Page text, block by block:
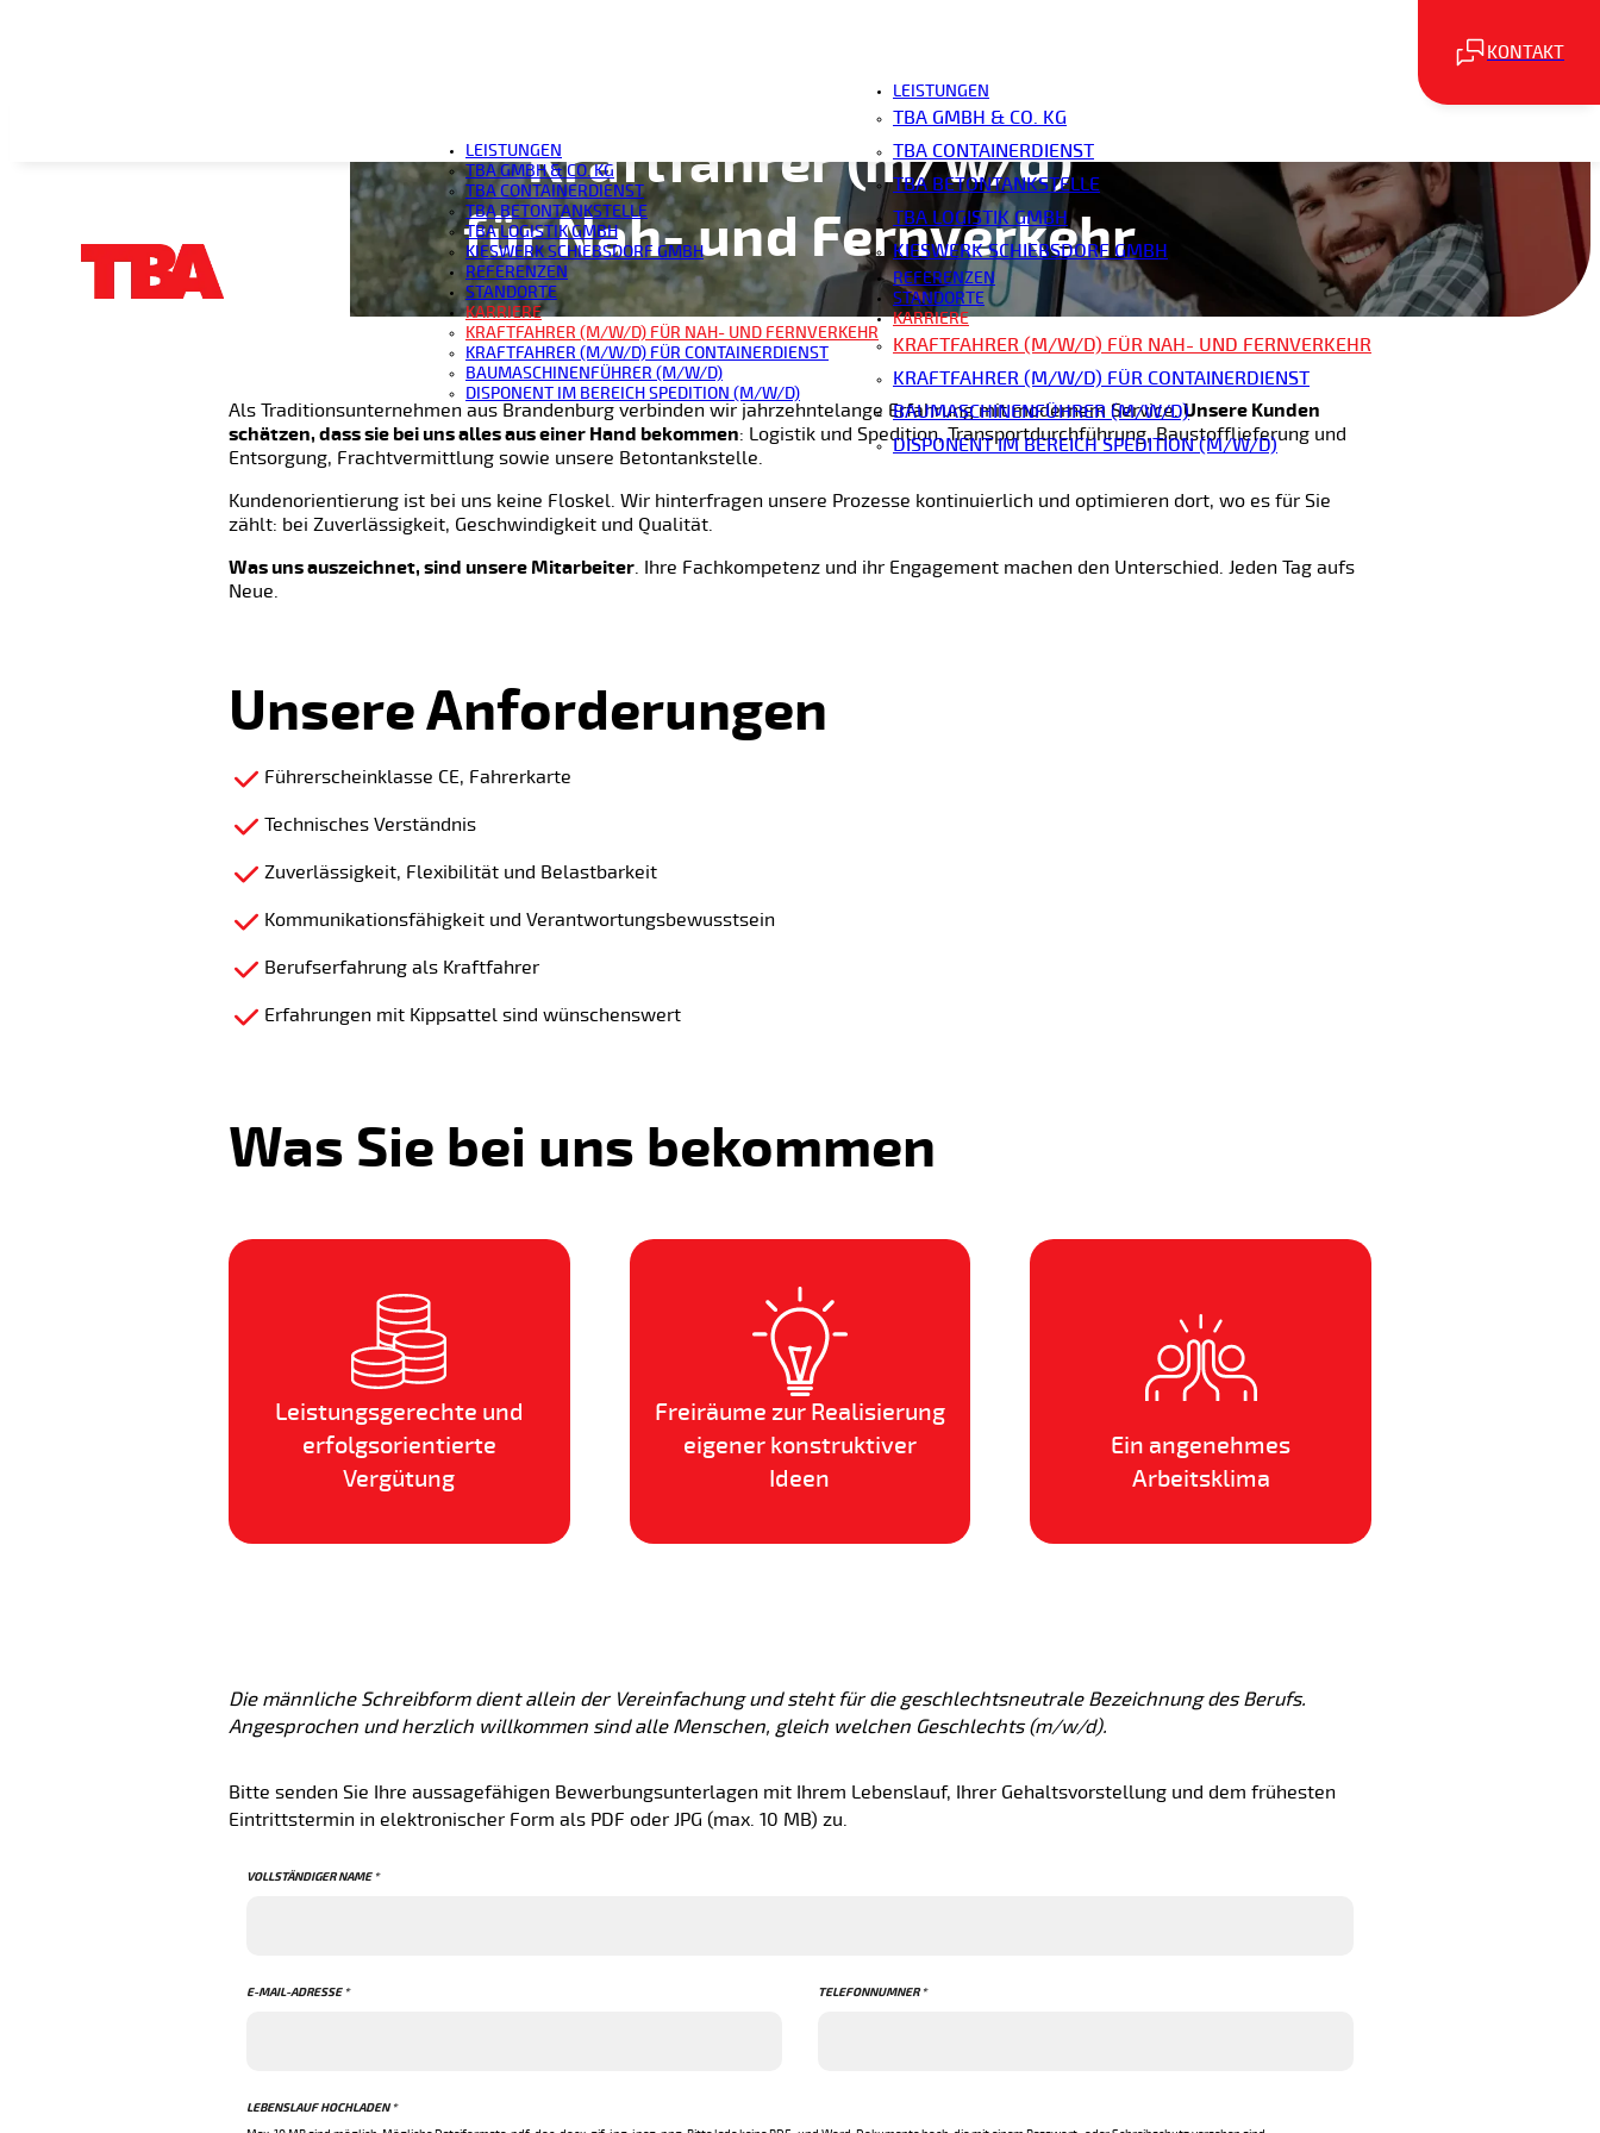
LEISTUNGEN
TBA GMBH & CO. KG
TBA CONTAINERDIENST
TBA BETONTANKSTELLE
TBA LOGISTIK GMBH
KIESWERK SCHIEBSDORF GMBH
REFERENZEN
STANDORTE
KARRIERE
KRAFTFAHRER (M/W/D) FÜR NAH- UND FERNVERKEHR
KRAFTFAHRER (M/W/D) FÜR CONTAINERDIENST
BAUMASCHINENFÜHRER (M/W/D)
DISPONENT IM BEREICH SPEDITION (M/W/D)
LEISTUNGEN
TBA GMBH & CO. KG
TBA CONTAINERDIENST
TBA BETONTANKSTELLE
TBA LOGISTIK GMBH
KIESWERK SCHIEBSDORF GMBH
REFERENZEN
STANDORTE
KARRIERE
KRAFTFAHRER (M/W/D) FÜR NAH- UND FERNVERKEHR
KRAFTFAHRER (M/W/D) FÜR CONTAINERDIENST
BAUMASCHINENFÜHRER (M/W/D)
DISPONENT IM BEREICH SPEDITION (M/W/D)
KONTAKT
Kraftfahrer (m/w/d)
für Nah- und Fernverkehr
Als Traditionsunternehmen aus Brandenburg verbinden wir jahrzehntelange Erfahrung mit modernem Service.Unsere Kunden
schätzen, dass sie bei uns alles aus einer Hand bekommen: Logistik und Spedition, Transportdurchführung, Baustofflieferung und
Entsorgung, Frachtvermittlung sowie unsere Betontankstelle.
Kundenorientierung ist bei uns keine Floskel. Wir hinterfragen unsere Prozesse kontinuierlich und optimieren dort, wo es für Sie
zählt: bei Zuverlässigkeit, Geschwindigkeit und Qualität.
Was uns auszeichnet, sind unsere Mitarbeiter. Ihre Fachkompetenz und ihr Engagement machen den Unterschied. Jeden Tag aufs
Neue.
Unsere Anforderungen
Führerscheinklasse CE, Fahrerkarte
Technisches Verständnis
Zuverlässigkeit, Flexibilität und Belastbarkeit
Kommunikationsfähigkeit und Verantwortungsbewusstsein
Berufserfahrung als Kraftfahrer
Erfahrungen mit Kippsattel sind wünschenswert
Was Sie bei uns bekommen
Leistungsgerechte und
erfolgsorientierte
Vergütung
Freiräume zur Realisierung
eigener konstruktiver
Ideen
Ein angenehmes
Arbeitsklima
Die männliche Schreibform dient allein der Vereinfachung und steht für die geschlechtsneutrale Bezeichnung des Berufs.
Angesprochen und herzlich willkommen sind alle Menschen, gleich welchen Geschlechts (m/w/d).
Bitte senden Sie Ihre aussagefähigen Bewerbungsunterlagen mit Ihrem Lebenslauf, Ihrer Gehaltsvorstellung und dem frühesten
Eintrittstermin in elektronischer Form als PDF oder JPG (max. 10 MB) zu.
VOLLSTÄNDIGER NAME *
E-MAIL-ADRESSE * TELEFONNUMNER *
LEBENSLAUF HOCHLADEN *